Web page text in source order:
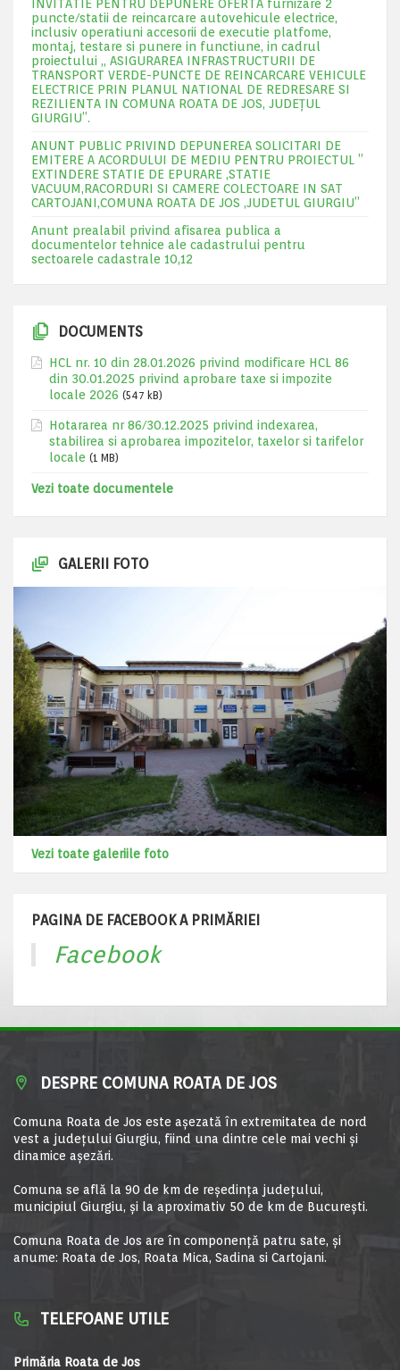
INVITATIE PENTRU DEPUNERE OFERTA furnizare 2
puncte/statii de reincarcare autovehicule electrice,
inclusiv operatiuni accesorii de executie platfome,
montaj, testare si punere in functiune, in cadrul
proiectului „ ASIGURAREA INFRASTRUCTURII DE
TRANSPORT VERDE-PUNCTE DE REINCARCARE VEHICULE
ELECTRICE PRIN PLANUL NATIONAL DE REDRESARE SI
REZILIENTA IN COMUNA ROATA DE JOS, JUDEŢUL
GIURGIU”.
ANUNT PUBLIC PRIVIND DEPUNEREA SOLICITARI DE
EMITERE A ACORDULUI DE MEDIU PENTRU PROIECTUL ”
EXTINDERE STATIE DE EPURARE ,STATIE
VACUUM,RACORDURI SI CAMERE COLECTOARE IN SAT
CARTOJANI,COMUNA ROATA DE JOS ,JUDETUL GIURGIU”
Anunt prealabil privind afisarea publica a
documentelor tehnice ale cadastrului pentru
sectoarele cadastrale 10,12
DOCUMENTS
HCL nr. 10 din 28.01.2026 privind modificare HCL 86
din 30.01.2025 privind aprobare taxe si impozite
locale 2026 (547 kB)
Hotararea nr 86/30.12.2025 privind indexarea,
stabilirea si aprobarea impozitelor, taxelor si tarifelor
locale (1 MB)
Vezi toate documentele
GALERII FOTO
Vezi toate galeriile foto
PAGINA DE FACEBOOK A PRIMĂRIEI
Facebook
DESPRE COMUNA ROATA DE JOS
Comuna Roata de Jos este aşezată în extremitatea de nord
vest a judeţului Giurgiu, fiind una dintre cele mai vechi şi
dinamice aşezări.
Comuna se află la 90 de km de reşedinţa judeţului,
municipiul Giurgiu, şi la aproximativ 50 de km de Bucureşti.
Comuna Roata de Jos are în componență patru sate, și
anume: Roata de Jos, Roata Mica, Sadina si Cartojani.
TELEFOANE UTILE
Primăria Roata de Jos